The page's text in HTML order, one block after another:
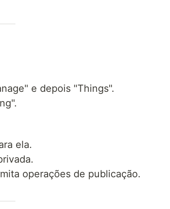
e depois "Things".
ela.
operações de publicação.